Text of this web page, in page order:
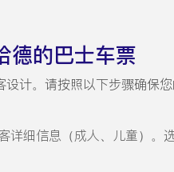
德的巴士车票
计。请按照以下步骤确保您
详细信息（成人、儿童）。